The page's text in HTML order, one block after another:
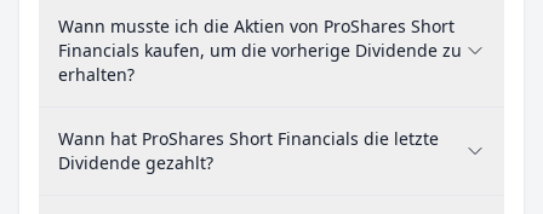
Wann musste ich die Aktien von ProShares Short
Financials kaufen, um die vorherige Dividende zu
erhalten?
Wann hat ProShares Short Financials die letzte
Dividende gezahlt?